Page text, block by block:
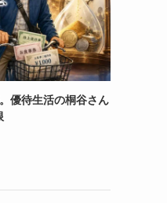
優待生活の桐谷さん